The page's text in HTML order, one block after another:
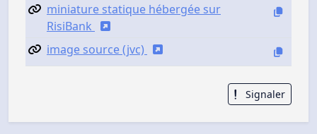
miniature statique hébergée sur
RisiBank
image source (jvc)
Signaler